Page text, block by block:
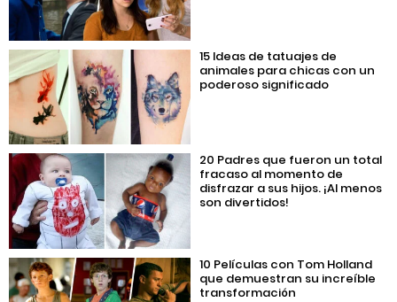
15 Ideas de tatuajes de
animales para chicas con un
poderoso significado
20 Padres que fueron un total
fracaso al momento de
disfrazar a sus hijos. ¡Al menos
son divertidos!
10 Películas con Tom Holland
que demuestran su increíble
transformación